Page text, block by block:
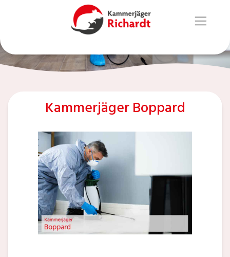
Kammerjäger Boppard